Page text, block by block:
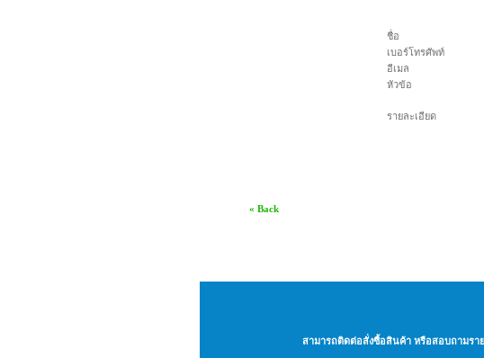
ชื่อ
เบอร์โทรศัพท์
อีเมล
หัวข้อ
รายละเอียด
« Back
สามารถติดต่อสั่งซื้อสินค้า หรือสอบถามรา